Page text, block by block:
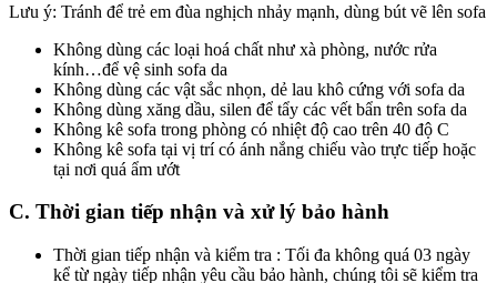
Lưu ý: Tránh để trẻ em đùa nghịch nhảy mạnh, dùng bút vẽ lên sofa
Không dùng các loại hoá chất như xà phòng, nước rửa
kính…để vệ sinh sofa da
Không dùng các vật sắc nhọn, dẻ lau khô cứng với sofa da
Không dùng xăng dầu, silen để tẩy các vết bẩn trên sofa da
Không kê sofa trong phòng có nhiệt độ cao trên 40 độ C
Không kê sofa tại vị trí có ánh nắng chiếu vào trực tiếp hoặc
tại nơi quá ẩm ướt
C. Thời gian tiếp nhận và xử lý bảo hành
Thời gian tiếp nhận và kiểm tra : Tối đa không quá 03 ngày
kể từ ngày tiếp nhận yêu cầu bảo hành, chúng tôi sẽ kiểm tra